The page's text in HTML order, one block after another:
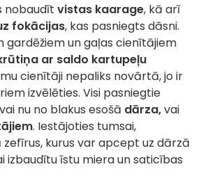
nobaudīt vistas kaarage, kā arī
fokācijas, kas pasniegts dāsni.
gardēžiem un gaļas cienītājiem
ar saldo kartupeļu
cienītāji nepaliks novārtā, jo ir
izvēlēties. Visi pasniegtie
nu no blakus esošā dārza,vai
. Iestājoties tumsai,
kurus var apcept uz dārzā
izbaudītu īstu miera un saticības